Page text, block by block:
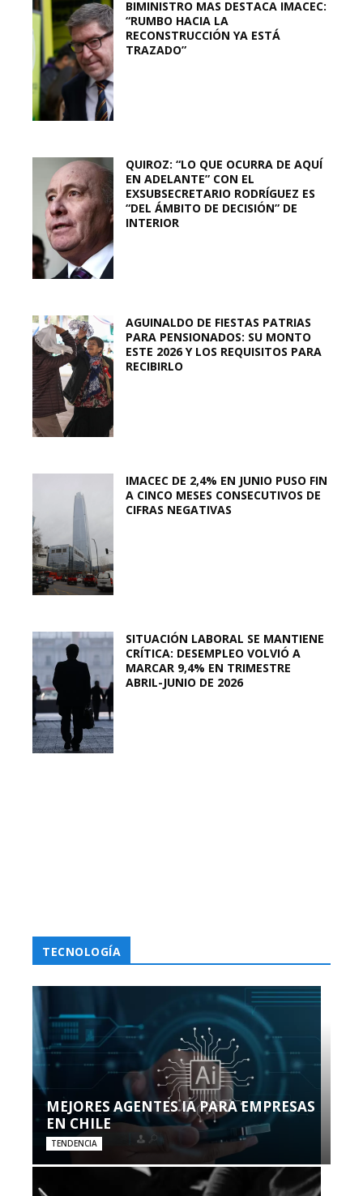
BIMINISTRO MAS DESTACA IMACEC:
“RUMBO HACIA LA
RECONSTRUCCIÓN YA ESTÁ
TRAZADO”
QUIROZ: “LO QUE OCURRA DE AQUÍ
EN ADELANTE” CON EL
EXSUBSECRETARIO RODRÍGUEZ ES
“DEL ÁMBITO DE DECISIÓN” DE
INTERIOR
AGUINALDO DE FIESTAS PATRIAS
PARA PENSIONADOS: SU MONTO
ESTE 2026 Y LOS REQUISITOS PARA
RECIBIRLO
IMACEC DE 2,4% EN JUNIO PUSO FIN
A CINCO MESES CONSECUTIVOS DE
CIFRAS NEGATIVAS
SITUACIÓN LABORAL SE MANTIENE
CRÍTICA: DESEMPLEO VOLVIÓ A
MARCAR 9,4% EN TRIMESTRE
ABRIL-JUNIO DE 2026
TECNOLOGÍA
MEJORES AGENTES IA PARA EMPRESAS
EN CHILE
TENDENCIA